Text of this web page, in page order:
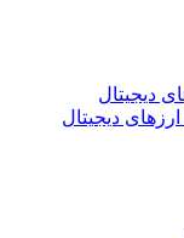
دیجیتال
ارزهای دیجیتال